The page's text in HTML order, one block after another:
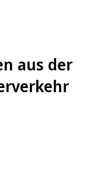
aus der